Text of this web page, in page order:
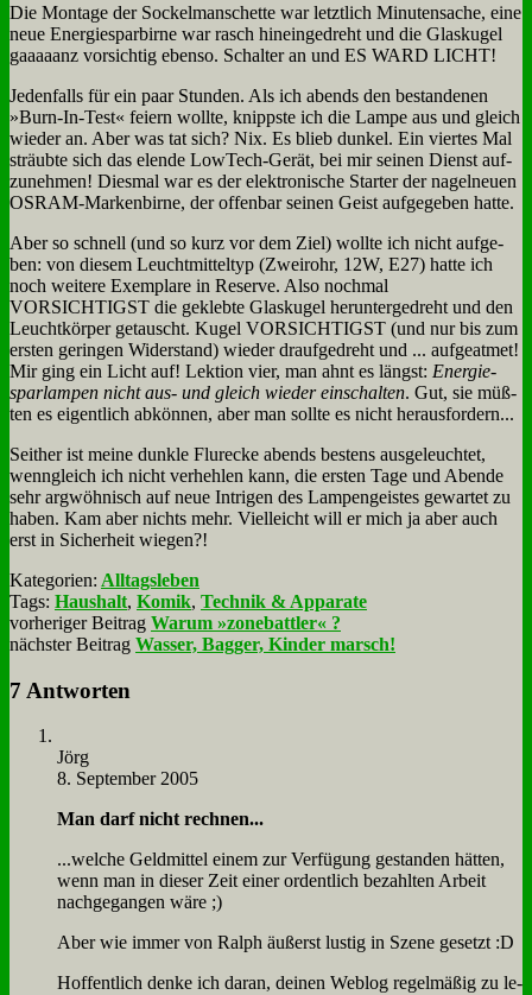
Die Mon­ta­ge der Sockel­man­schet­te war letzt­lich Mi­nu­ten­sa­che, ei­ne
neue En­er­gie­spar­bir­ne war rasch hin­ein­ge­dreht und die Glas­ku­gel
gaaaa­anz vor­sich­tig eben­so. Schal­ter an und ES WARD LICHT!
Je­den­falls für ein paar Stun­den. Als ich abends den be­stan­de­nen
»Burn-In-Test« fei­ern woll­te, knipp­ste ich die Lam­pe aus und gleich
wie­der an. Aber was tat sich? Nix. Es blieb dun­kel. Ein vier­tes Mal
sträub­te sich das elen­de Low­Tech-Ge­rät, bei mir sei­nen Dienst auf­
zu­neh­men! Dies­mal war es der elek­tro­ni­sche Star­ter der na­gel­neu­en
OS­RAM-Mar­ken­bir­ne, der of­fen­bar sei­nen Geist auf­ge­ge­ben hat­te.
Aber so schnell (und so kurz vor dem Ziel) woll­te ich nicht auf­ge­
ben: von die­sem Leucht­mit­tel­typ (Zwei­rohr, 12W, E27) hat­te ich
noch wei­te­re Ex­em­pla­re in Re­ser­ve. Al­so noch­mal
VORSICHTIGST die ge­kleb­te Glas­ku­gel her­un­ter­ge­dreht und den
Leucht­kör­per ge­tauscht. Ku­gel VORSICHTIGST (und nur bis zum
er­sten ge­rin­gen Wi­der­stand) wie­der drauf­ge­dreht und ... auf­ge­at­met!
Mir ging ein Licht auf! Lek­ti­on vier, man ahnt es längst: En­er­gie­
spar­lam­pen nicht aus- und gleich wie­der ein­schal­ten. Gut, sie müß­
ten es ei­gent­lich ab­kön­nen, aber man soll­te es nicht her­aus­for­dern...
Seit­her ist mei­ne dunk­le Flu­recke abends be­stens aus­ge­leuch­tet,
wenn­gleich ich nicht ver­heh­len kann, die er­sten Ta­ge und Aben­de
sehr arg­wöh­nisch auf neue In­tri­gen des Lam­pen­gei­stes ge­war­tet zu
ha­ben. Kam aber nichts mehr. Viel­leicht will er mich ja aber auch
erst in Si­cher­heit wie­gen?!
Kategorien: Alltagsleben
Tags: Haushalt, Komik, Technik & Apparate
vorheriger Beitrag Warum »zonebattler« ?
nächster Beitrag Wasser, Bagger, Kinder marsch!
7 Antworten
Jörg
8. September 2005
Man darf nicht rech­nen...
...wel­che Geld­mit­tel ei­nem zur Ver­fü­gung ge­stan­den hät­ten,
wenn man in die­ser Zeit ei­ner or­dent­lich be­zahl­ten Ar­beit
nach­ge­gan­gen wä­re ;)
Aber wie im­mer von Ralph äu­ßerst lu­stig in Sze­ne ge­setzt :D
Hof­fent­lich den­ke ich dar­an, dei­nen Web­log re­gel­mä­ßig zu le­